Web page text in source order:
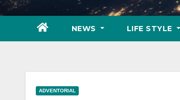
NEWS LIFE STYLE
ADVENTORIAL